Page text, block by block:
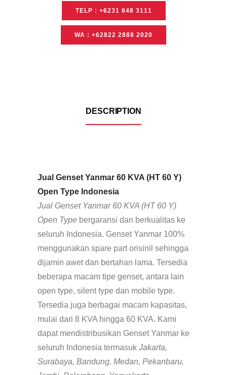
TELP : +6231 848 3111
WA : +62822 2888 2020
DESCRIPTION
Jual Genset Yanmar 60 KVA (HT 60 Y)
Open Type Indonesia
Jual Genset Yanmar 60 KVA (HT 60 Y)
Open Type bergaransi dan berkualitas ke
seluruh Indonesia. Genset Yanmar 100%
menggunakan spare part orisinil sehingga
dijamin awet dan bertahan lama. Tersedia
beberapa macam tipe genset, antara lain
open type, silent type dan mobile type.
Tersedia juga berbagai macam kapasitas,
mulai dari 8 KVA hingga 60 KVA. Kami
dapat mendistribusikan Genset Yanmar ke
seluruh Indonesia termasuk Jakarta,
Surabaya, Bandung, Medan, Pekanbaru,